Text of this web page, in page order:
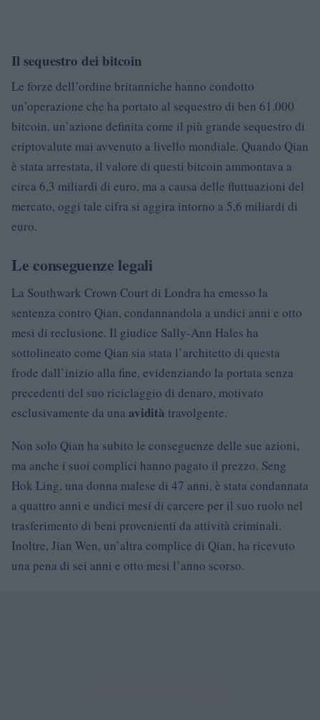
Il sequestro dei bitcoin
Le forze dell’ordine britanniche hanno condotto
un’operazione che ha portato al sequestro di ben 61.000
bitcoin, un’azione definita come il più grande sequestro di
criptovalute mai avvenuto a livello mondiale. Quando Qian
è stata arrestata, il valore di questi bitcoin ammontava a
circa 6,3 miliardi di euro, ma a causa delle fluttuazioni del
mercato, oggi tale cifra si aggira intorno a 5,6 miliardi di
euro.
Le conseguenze legali
La Southwark Crown Court di Londra ha emesso la
sentenza contro Qian, condannandola a undici anni e otto
mesi di reclusione. Il giudice Sally-Ann Hales ha
sottolineato come Qian sia stata l’architetto di questa
frode dall’inizio alla fine, evidenziando la portata senza
precedenti del suo riciclaggio di denaro, motivato
esclusivamente da una avidità travolgente.
Non solo Qian ha subito le conseguenze delle sue azioni,
ma anche i suoi complici hanno pagato il prezzo. Seng
Hok Ling, una donna malese di 47 anni, è stata condannata
a quattro anni e undici mesi di carcere per il suo ruolo nel
trasferimento di beni provenienti da attività criminali.
Inoltre, Jian Wen, un’altra complice di Qian, ha ricevuto
una pena di sei anni e otto mesi l’anno scorso.